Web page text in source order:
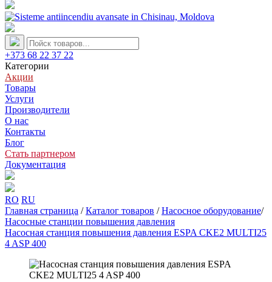
+373 68 22 37 22
Категории
Акции
Товары
Услуги
Производители
О нас
Контакты
Блог
Стать партнером
Документация
RO RU
Главная страница / Каталог товаров / Насосное оборудование/
Насосные станции повышения давления
Насосная станция повышения давления ESPA CKE2 MULTI25
4 ASP 400